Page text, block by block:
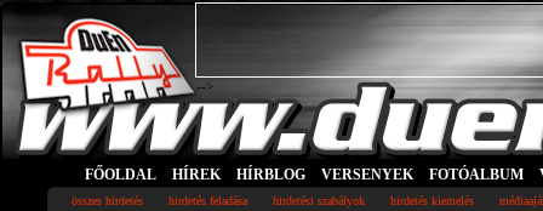
-->
FŐOLDAL HÍREK HÍRBLOG VERSENYEK FOTÓALBUM
összes hirdetés hirdetés feladása hirdetési szabályok hirdetés kiemelés